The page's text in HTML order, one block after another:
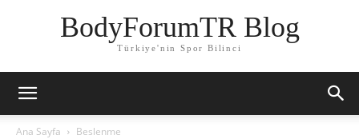
BodyForumTR Blog
Türkiye'nin Spor Bilinci
Ana Sayfa Beslenme